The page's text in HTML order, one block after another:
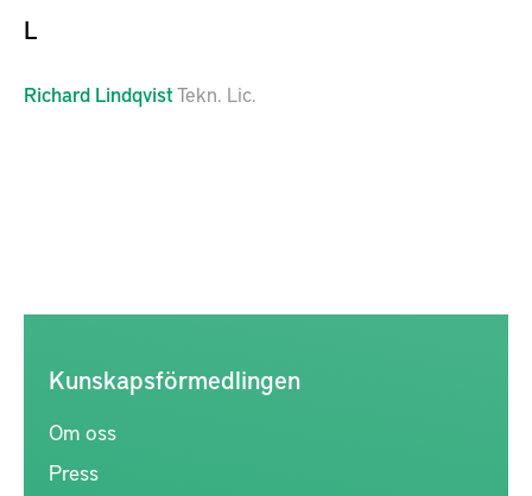
L
Richard LindqvistTekn. Lic.
Kunskapsförmedlingen
Om oss
Press